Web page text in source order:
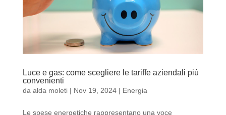
Luce e gas: come scegliere le tariffe aziendali più
convenienti
da alda moleti| Nov 19, 2024| Energia
Le spese energetiche rappresentano una voce